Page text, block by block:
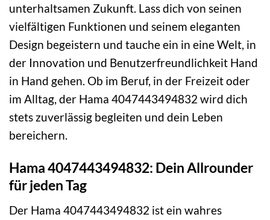
unterhaltsamen Zukunft. Lass dich von seinen
vielfältigen Funktionen und seinem eleganten
Design begeistern und tauche ein in eine Welt, in
der Innovation und Benutzerfreundlichkeit Hand
in Hand gehen. Ob im Beruf, in der Freizeit oder
im Alltag, der Hama 4047443494832 wird dich
stets zuverlässig begleiten und dein Leben
bereichern.
Hama 4047443494832: Dein Allrounder
für jeden Tag
Der Hama 4047443494832 ist ein wahres